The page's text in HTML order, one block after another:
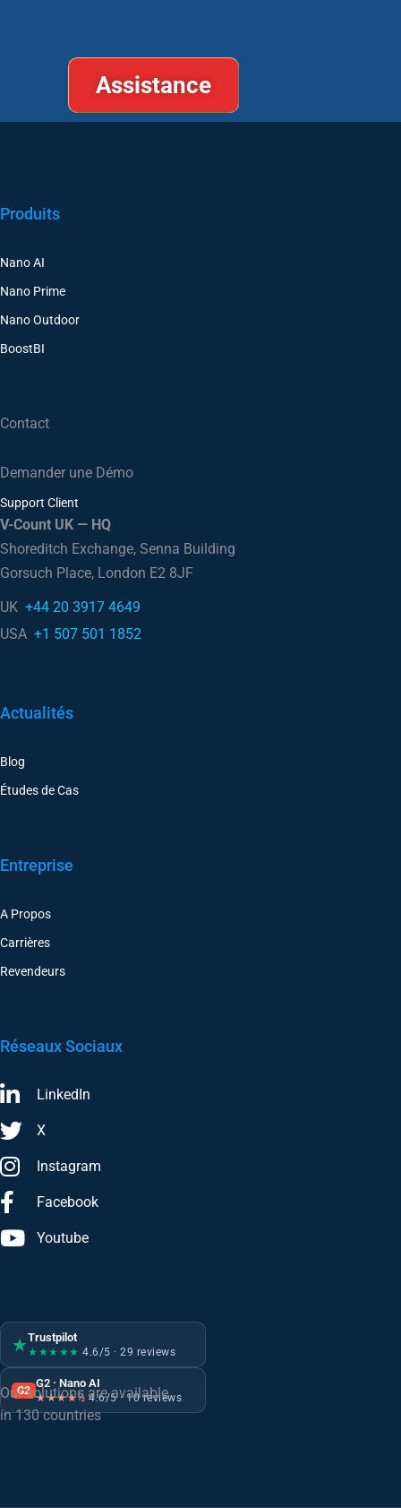
Assistance
Produits
Nano AI
Nano Prime
Nano Outdoor
BoostBI
Contact
Demander une Démo
Support Client
V-Count UK — HQ
Shoreditch Exchange, Senna Building
Gorsuch Place, London E2 8JF
UK +44 20 3917 4649
USA +1 507 501 1852
Actualités
Blog
Études de Cas
Entreprise
A Propos
Carrières
Revendeurs
Réseaux Sociaux
LinkedIn
X
Instagram
Facebook
Youtube
G2
G2 · Nano AI
★★★★½ 4.6/5 · 10 reviews
★Trustpilot
★★★★★ 4.6/5 · 29 reviews
Our solutions are available
in 130 countries